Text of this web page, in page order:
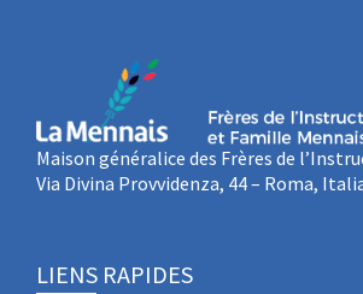
Maison généralice des Frères de
Via Divina Provvidenza, 44 – Roma,
LIENS RAPIDES